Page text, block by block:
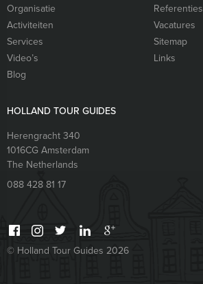
Organisatie
Referenties
Activiteiten
Vacatures
Services
Sitemap
Video’s
Links
Blog
HOLLAND TOUR GUIDES
Herengracht 340
1016CG Amsterdam
The Netherlands
088 428 81 17
© Holland Tour Guides 2026